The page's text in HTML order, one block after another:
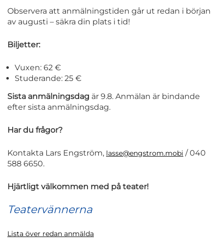
Observera att anmälningstiden går ut redan i början
av augusti – säkra din plats i tid!
Biljetter:
Vuxen: 62 €
Studerande: 25 €
Sista anmälningsdag är 9.8. Anmälan är bindande
efter sista anmälningsdag.
Har du frågor?
Kontakta Lars Engström, lasse@engstrom.mobi / 040
588 6650.
Hjärtligt välkommen med på teater!
Teatervännerna
Lista över redan anmälda